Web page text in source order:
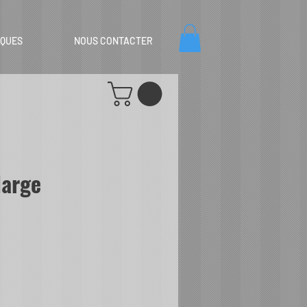
NOUS CONTACTER